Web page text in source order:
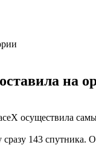
на
осуществила
143